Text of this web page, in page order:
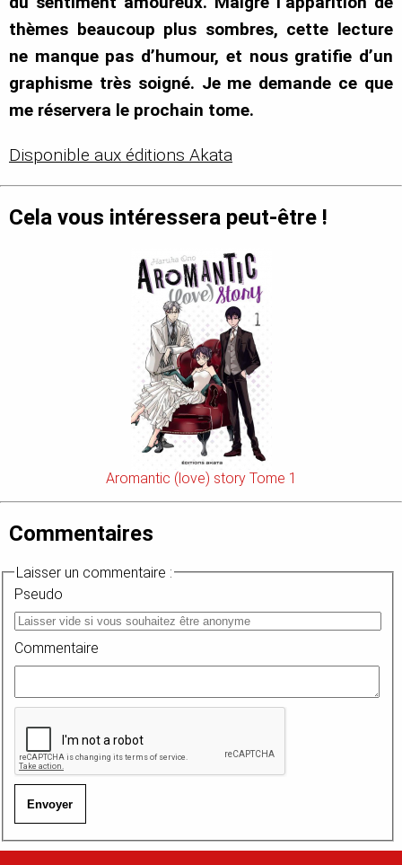
thèmes beaucoup plus sombres, cette lecture
ne manque pas d’humour, et nous gratifie d’un
graphisme très soigné. Je me demande ce que
me réservera le prochain tome.
Disponible aux éditions Akata
Cela vous intéressera peut-être !
Aromantic (love) story Tome 1
Commentaires
Laisser un commentaire :
Pseudo
Commentaire
Envoyer